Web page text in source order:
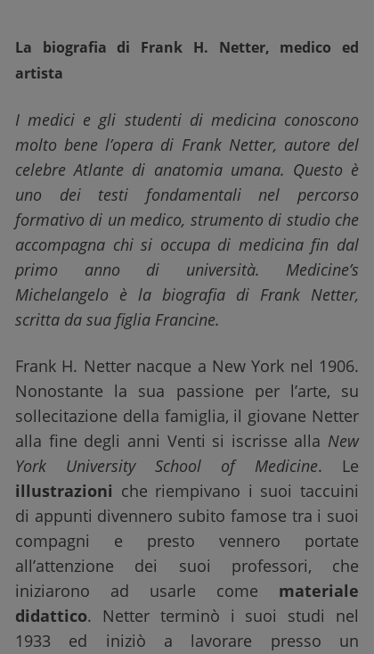
La biografia di Frank H. Netter, medico ed
artista
I medici e gli studenti di medicina conoscono
molto bene l’opera di Frank Netter, autore del
celebre Atlante di anatomia umana. Questo è
uno dei testi fondamentali nel percorso
formativo di un medico, strumento di studio che
accompagna chi si occupa di medicina fin dal
primo anno di università. Medicine’s
Michelangelo è la biografia di Frank Netter,
scritta da sua figlia Francine.
Frank H. Netter nacque a New York nel 1906.
Nonostante la sua passione per l’arte, su
sollecitazione della famiglia, il giovane Netter
alla fine degli anni Venti si iscrisse alla New
York University School of Medicine. Le
illustrazioni che riempivano i suoi taccuini
di appunti divennero subito famose tra i suoi
compagni e presto vennero portate
all’attenzione dei suoi professori, che
iniziarono ad usarle come materiale
didattico. Netter terminò i suoi studi nel
1933 ed iniziò a lavorare presso un